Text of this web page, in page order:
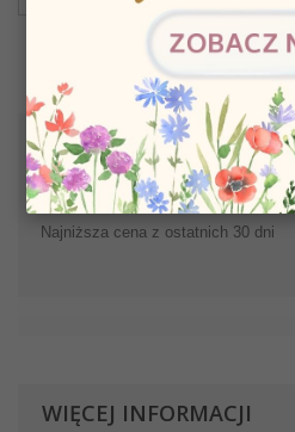
72,10 zł
Najniższa cena z ostatnich 30 dni
WIĘCEJ INFORMACJI